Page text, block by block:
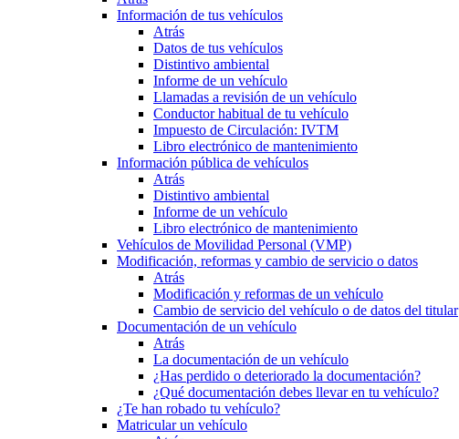
Información de tus vehículos
Atrás
Datos de tus vehículos
Distintivo ambiental
Informe de un vehículo
Llamadas a revisión de un vehículo
Conductor habitual de tu vehículo
Impuesto de Circulación: IVTM
Libro electrónico de mantenimiento
Información pública de vehículos
Atrás
Distintivo ambiental
Informe de un vehículo
Libro electrónico de mantenimiento
Vehículos de Movilidad Personal (VMP)
Modificación, reformas y cambio de servicio o datos
Atrás
Modificación y reformas de un vehículo
Cambio de servicio del vehículo o de datos del titular
Documentación de un vehículo
Atrás
La documentación de un vehículo
¿Has perdido o deteriorado la documentación?
¿Qué documentación debes llevar en tu vehículo?
¿Te han robado tu vehículo?
Matricular un vehículo